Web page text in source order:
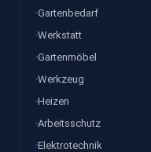
Gartenbedarf
Werkstatt
Gartenmöbel
Werkzeug
Heizen
Arbeitsschutz
Elektrotechnik